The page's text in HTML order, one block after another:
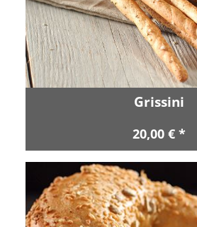
Grissini
20,00 € *